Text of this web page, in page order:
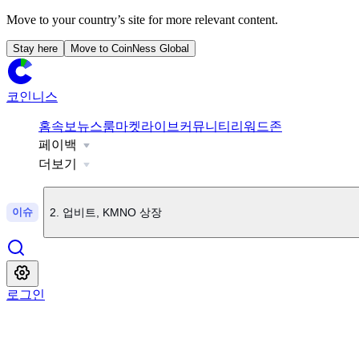
Move to your country’s site for more relevant content.
Stay here Move to CoinNess Global
코인니스
홈속보 뉴스룸마켓라이브 커뮤니티 리워드존
페이백
더보기
이슈
1.美 상원, 클래리티법 표결 9월로 연기
2 업비트, KMNO 상장
로그인